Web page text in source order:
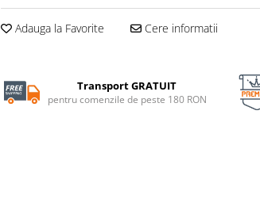
Adauga la Favorite Cere informatii
Transport GRATUIT
pentru comenzile de peste 180 RON